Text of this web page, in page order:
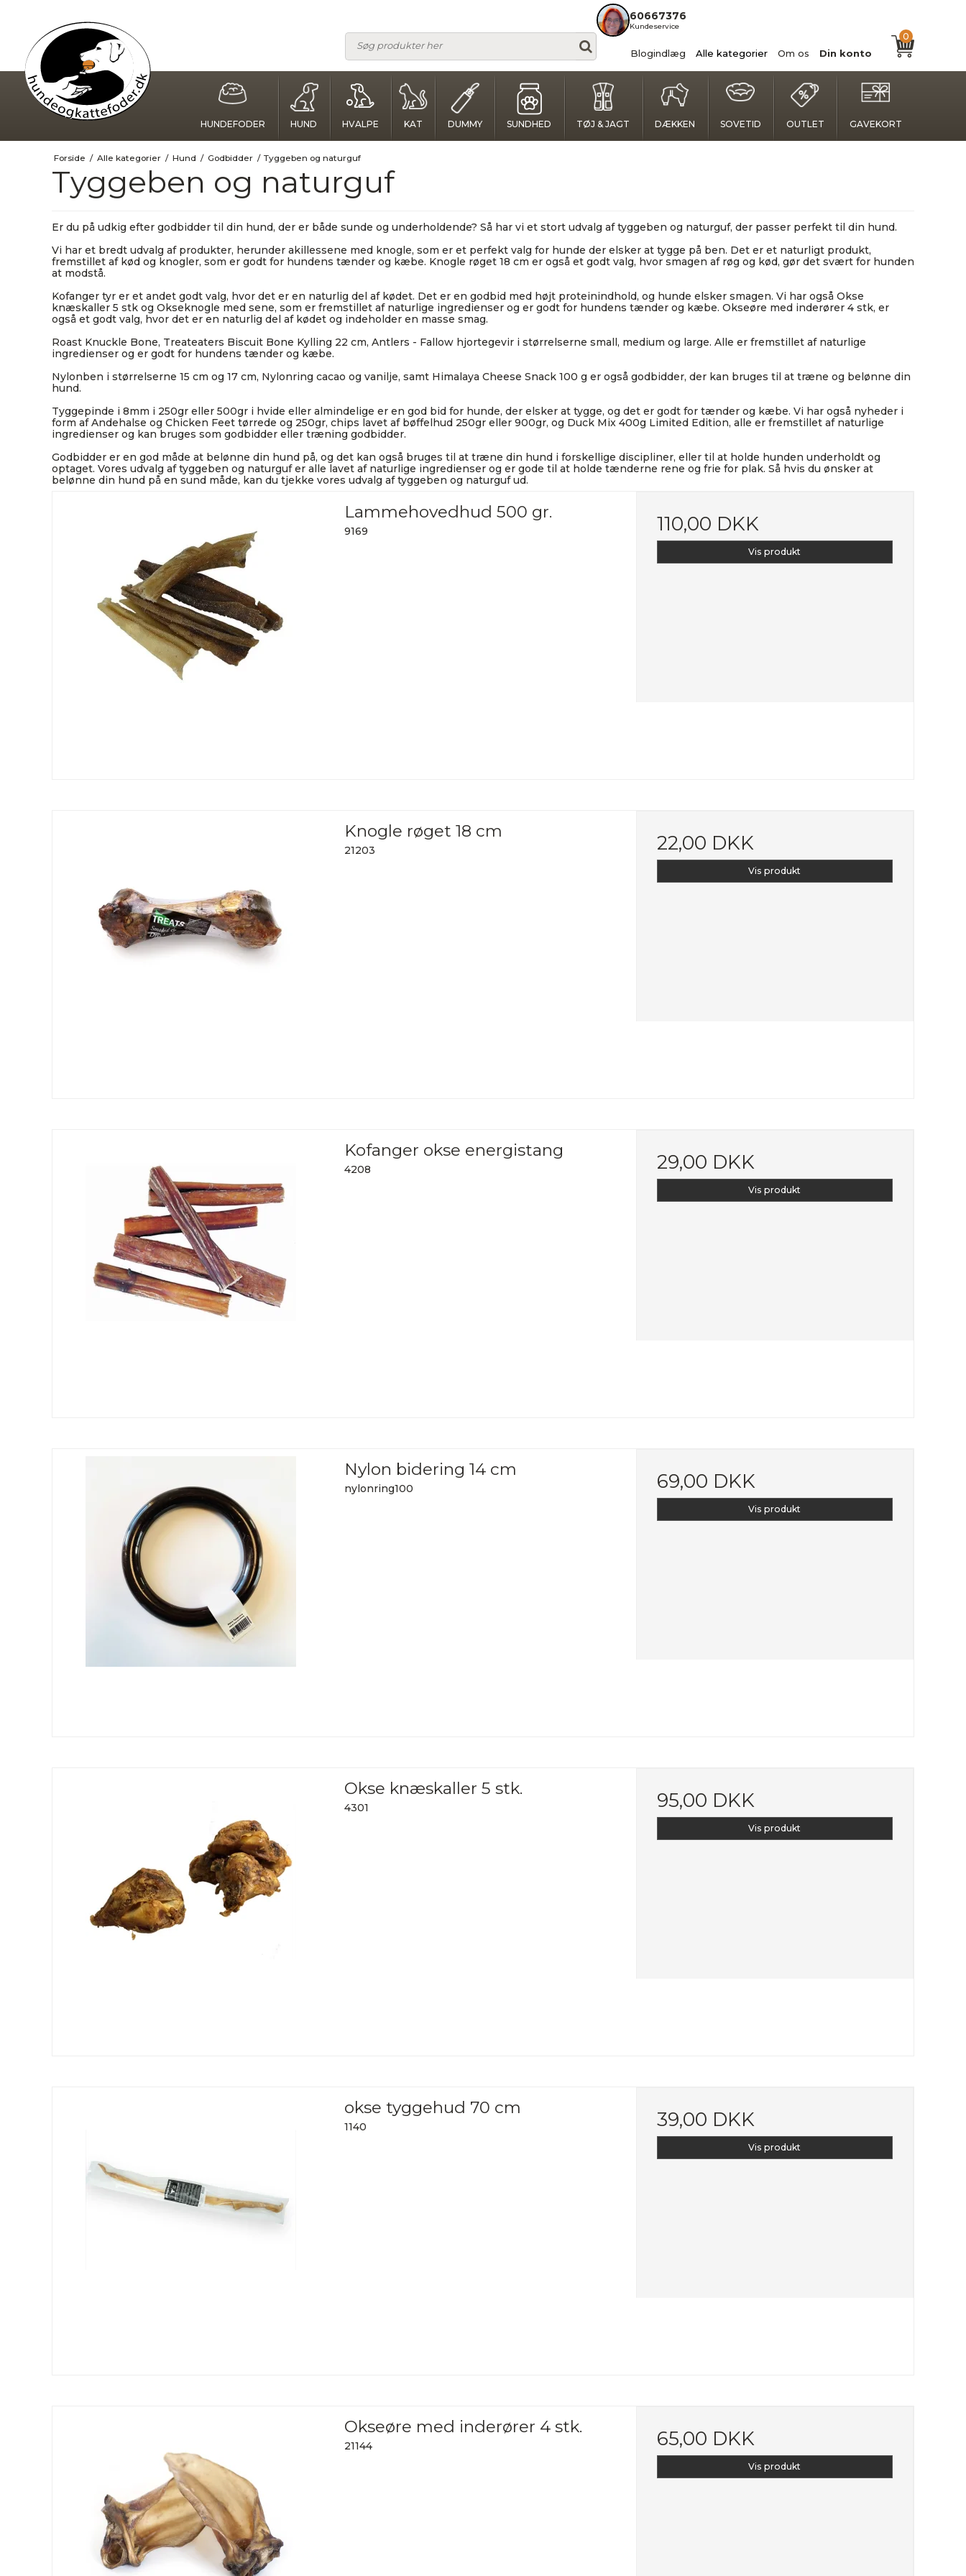
60667376
Kundeservice
Blogindlæg Alle kategorier Om os Din konto
0
HUNDEFODER HUND HVALPE KAT DUMMY SUNDHED TØJ & JAGT DÆKKEN SOVETID OUTLET GAVEKORT
Forside / Alle kategorier / Hund / Godbidder / Tyggeben og naturguf
Tyggeben og naturguf
Er du på udkig efter godbidder til din hund, der er både sunde og underholdende? Så har vi et stort udvalg af tyggeben og naturguf, der passer perfekt til din hund.
Vi har et bredt udvalg af produkter, herunder akillessene med knogle, som er et perfekt valg for hunde der elsker at tygge på ben. Det er et naturligt produkt,
fremstillet af kød og knogler, som er godt for hundens tænder og kæbe. Knogle røget 18 cm er også et godt valg, hvor smagen af røg og kød, gør det svært for hunden
at modstå.
Kofanger tyr er et andet godt valg, hvor det er en naturlig del af kødet. Det er en godbid med højt proteinindhold, og hunde elsker smagen. Vi har også Okse
knæskaller 5 stk og Okseknogle med sene, som er fremstillet af naturlige ingredienser og er godt for hundens tænder og kæbe. Okseøre med inderører 4 stk, er
også et godt valg, hvor det er en naturlig del af kødet og indeholder en masse smag.
Roast Knuckle Bone, Treateaters Biscuit Bone Kylling 22 cm, Antlers - Fallow hjortegevir i størrelserne small, medium og large. Alle er fremstillet af naturlige
ingredienser og er godt for hundens tænder og kæbe.
Nylonben i størrelserne 15 cm og 17 cm, Nylonring cacao og vanilje, samt Himalaya Cheese Snack 100 g er også godbidder, der kan bruges til at træne og belønne din
hund.
Tyggepinde i 8mm i 250gr eller 500gr i hvide eller almindelige er en god bid for hunde, der elsker at tygge, og det er godt for tænder og kæbe. Vi har også nyheder i
form af Andehalse og Chicken Feet tørrede og 250gr, chips lavet af bøffelhud 250gr eller 900gr, og Duck Mix 400g Limited Edition, alle er fremstillet af naturlige
ingredienser og kan bruges som godbidder eller træning godbidder.
Godbidder er en god måde at belønne din hund på, og det kan også bruges til at træne din hund i forskellige discipliner, eller til at holde hunden underholdt og
optaget. Vores udvalg af tyggeben og naturguf er alle lavet af naturlige ingredienser og er gode til at holde tænderne rene og frie for plak. Så hvis du ønsker at
belønne din hund på en sund måde, kan du tjekke vores udvalg af tyggeben og naturguf ud.
Lammehovedhud 500 gr.
9169 110,00 DKK
Vis produkt
Knogle røget 18 cm
21203 22,00 DKK
Vis produkt
Kofanger okse energistang
4208 29,00 DKK
Vis produkt
Nylon bidering 14 cm
nylonring100 69,00 DKK
Vis produkt
Okse knæskaller 5 stk.
4301 95,00 DKK
Vis produkt
okse tyggehud 70 cm
1140 39,00 DKK
Vis produkt
Okseøre med inderører 4 stk.
21144 65,00 DKK
Vis produkt